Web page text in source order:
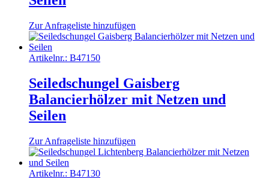
Zur Anfrageliste hinzufügen
Artikelnr.: B47150
Seiledschungel Gaisberg
Balancierhölzer mit Netzen und
Seilen
Zur Anfrageliste hinzufügen
Artikelnr.: B47130